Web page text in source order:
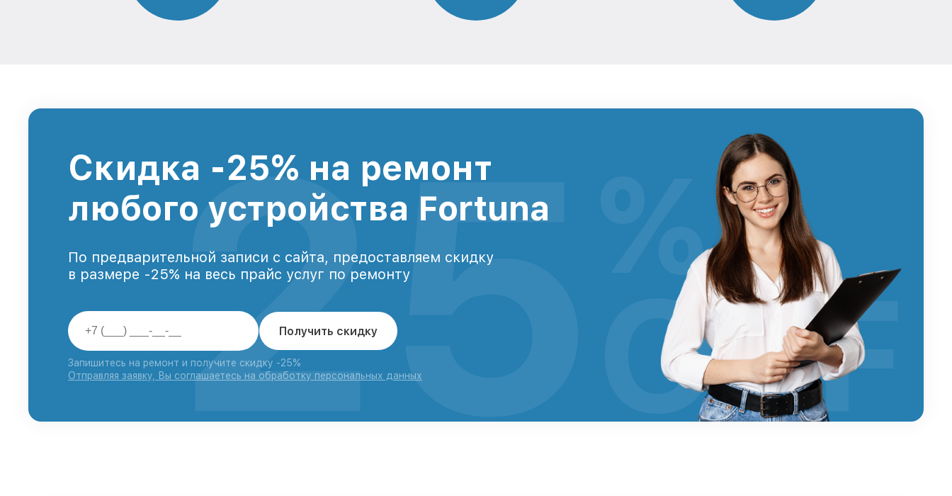
Скидка -25% на ремонт
любого устройства Fortuna
По предварительной записи с сайта, предоставляем скидку
в размере -25% на весь прайс услуг по ремонту
Получить скидку
Запишитесь на ремонт и получите скидку -25%
Отправляя заявку, Вы соглашаетесь на обработку персональных данных
25 %
OFF